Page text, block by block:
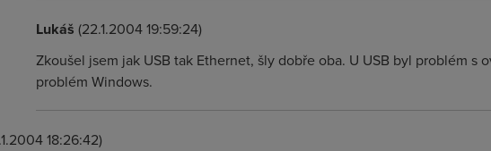
Lukáš (22.1.2004 19:59:24)
Zkoušel jsem jak USB tak Ethernet, šly dobře oba. U USB byl problém s
problém Windows.
18:26:42)